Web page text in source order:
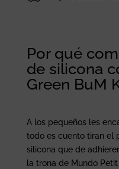
Por qué
de silicona
Green BuM
A los pequeños les
todo es cuento tiran el
silicona que de
la trona de Mundo